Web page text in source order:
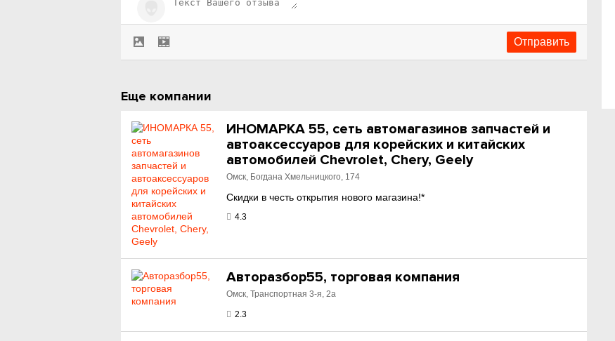
Еще компании
ИНОМАРКА 55, сеть автомагазинов запчастей и
автоаксессуаров для корейских и китайских
автомобилей Chevrolet, Chery, Geely
Омск, Богдана Хмельницкого, 174
Скидки в честь открытия нового магазина!*
4.3
Авторазбор55, торговая компания
Омск, Транспортная 3-я, 2а
2.3